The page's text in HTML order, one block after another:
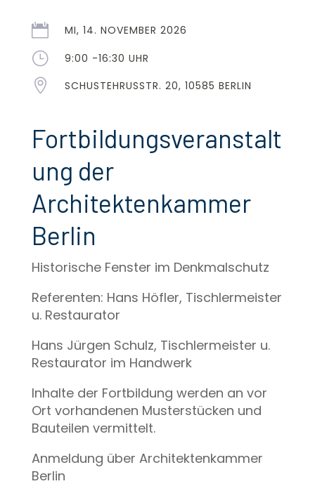
 MI, 14. NOVEMBER 2026
} 9:00 -16:30 UHR
 SCHUSTEHRUSSTR. 20, 10585 BERLIN
Fortbildungsveranstalt
ung der
Architektenkammer
Berlin
Historische Fenster im Denkmalschutz
Referenten: Hans Höfler, Tischlermeister
u. Restaurator
Hans Jürgen Schulz, Tischlermeister u.
Restaurator im Handwerk
Inhalte der Fortbildung werden an vor
Ort vorhandenen Musterstücken und
Bauteilen vermittelt.
Anmeldung über Architektenkammer
Berlin